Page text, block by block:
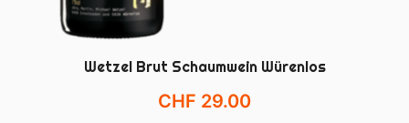
Wetzel Brut Schaumwein Würenlos
CHF 29.00